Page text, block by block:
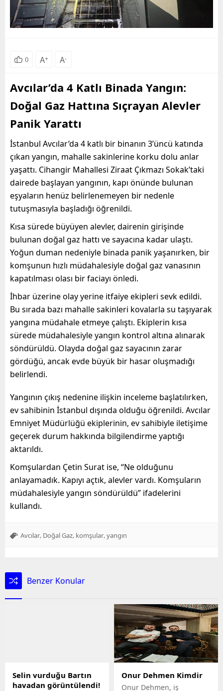
0 A+ A-
Avcılar’da 4 Katlı Binada Yangın:
Doğal Gaz Hattına Sıçrayan Alevler
Panik Yarattı
İstanbul Avcılar’da 4 katlı bir binanın 3’üncü katında
çıkan yangın, mahalle sakinlerine korku dolu anlar
yaşattı. Cihangir Mahallesi Ziraat Çıkmazı Sokak’taki
dairede başlayan yangının, kapı önünde bulunan
eşyaların henüz belirlenemeyen bir nedenle
tutuşmasıyla başladığı öğrenildi.
Kısa sürede büyüyen alevler, dairenin girişinde
bulunan doğal gaz hattı ve sayacına kadar ulaştı.
Yoğun duman nedeniyle binada panik yaşanırken, bir
komşunun hızlı müdahalesiyle doğal gaz vanasının
kapatılması olası bir faciayı önledi.
İhbar üzerine olay yerine itfaiye ekipleri sevk edildi.
Bu sırada bazı mahalle sakinleri kovalarla su taşıyarak
yangına müdahale etmeye çalıştı. Ekiplerin kısa
sürede müdahalesiyle yangın kontrol altına alınarak
söndürüldü. Olayda doğal gaz sayacının zarar
gördüğü, ancak evde büyük bir hasar oluşmadığı
belirlendi.
Yangının çıkış nedenine ilişkin inceleme başlatılırken,
ev sahibinin İstanbul dışında olduğu öğrenildi. Avcılar
Emniyet Müdürlüğü ekiplerinin, ev sahibiyle iletişime
geçerek durum hakkında bilgilendirme yaptığı
aktarıldı.
Komşulardan Çetin Surat ise, “Ne olduğunu
anlayamadık. Kapıyı açtık, alevler vardı. Komşuların
müdahalesiyle yangın söndürüldü” ifadelerini
kullandı.
Avcılar Doğal Gaz komşular yangın
Benzer Konular
Selin vurduğu Bartın
havadan görüntülendi!
Onur Dehmen Kimdir
Onur Dehmen, iş